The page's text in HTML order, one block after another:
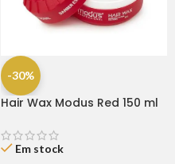
-30%
Hair Wax Modus Red 150 ml
Em stock